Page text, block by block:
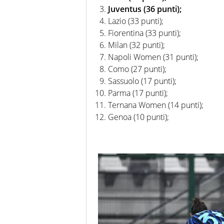
Juventus (36 punti);
Lazio (33 punti);
Fiorentina (33 punti);
Milan (32 punti);
Napoli Women (31 punti);
Como (27 punti);
Sassuolo (17 punti);
Parma (17 punti);
Ternana Women (14 punti);
Genoa (10 punti);